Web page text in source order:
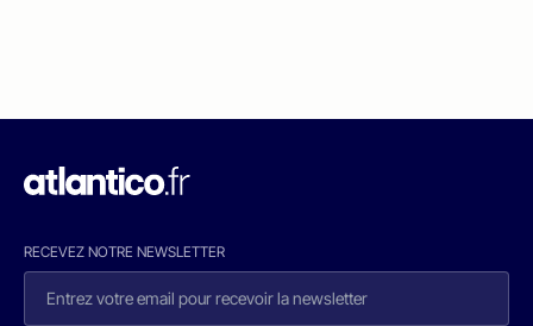
RECEVEZ NOTRE NEWSLETTER